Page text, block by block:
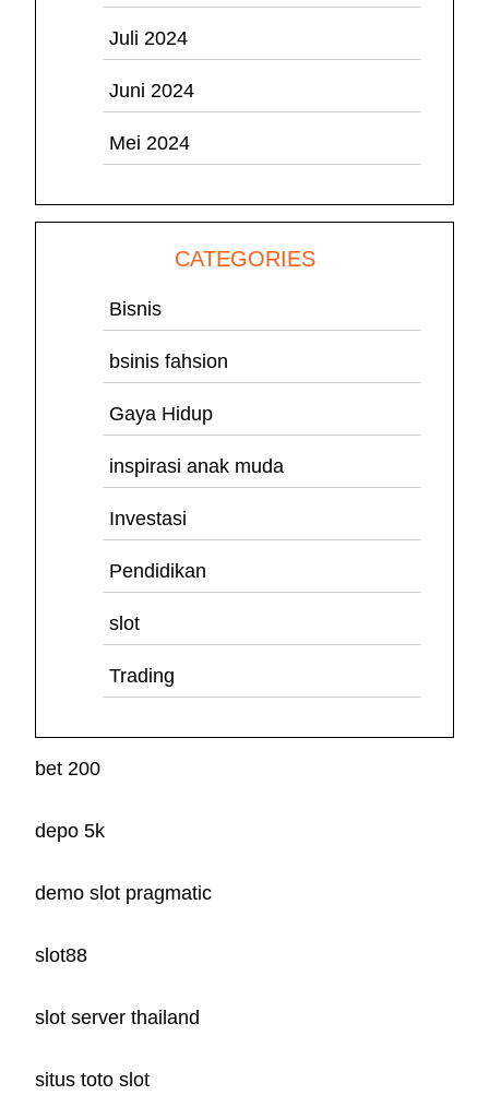
Juli 2024
Juni 2024
Mei 2024
CATEGORIES
Bisnis
bsinis fahsion
Gaya Hidup
inspirasi anak muda
Investasi
Pendidikan
slot
Trading
bet 200
depo 5k
demo slot pragmatic
slot88
slot server thailand
situs toto slot